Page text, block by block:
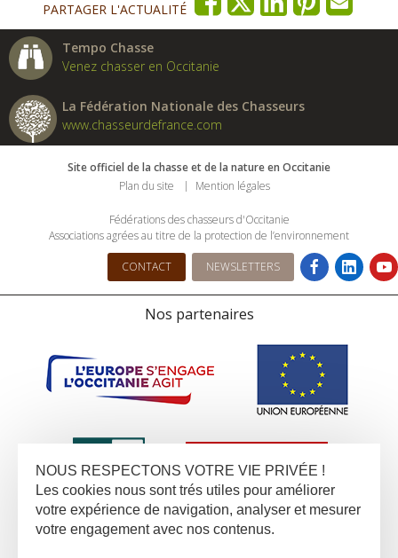
PARTAGER L'ACTUALITÉ
Tempo Chasse
Venez chasser en Occitanie
La Fédération Nationale des Chasseurs
www.chasseurdefrance.com
Site officiel de la chasse et de la nature en Occitanie
Plan du site
Mention légales
Fédérations des chasseurs d'Occitanie
Associations agrées au titre de la protection de l’environnement
CONTACT NEWSLETTERS
Nos partenaires
NOUS RESPECTONS VOTRE VIE PRIVÉE !
Les cookies nous sont trés utiles pour améliorer
votre expérience de navigation, analyser et mesurer
votre engagement avec nos contenus.